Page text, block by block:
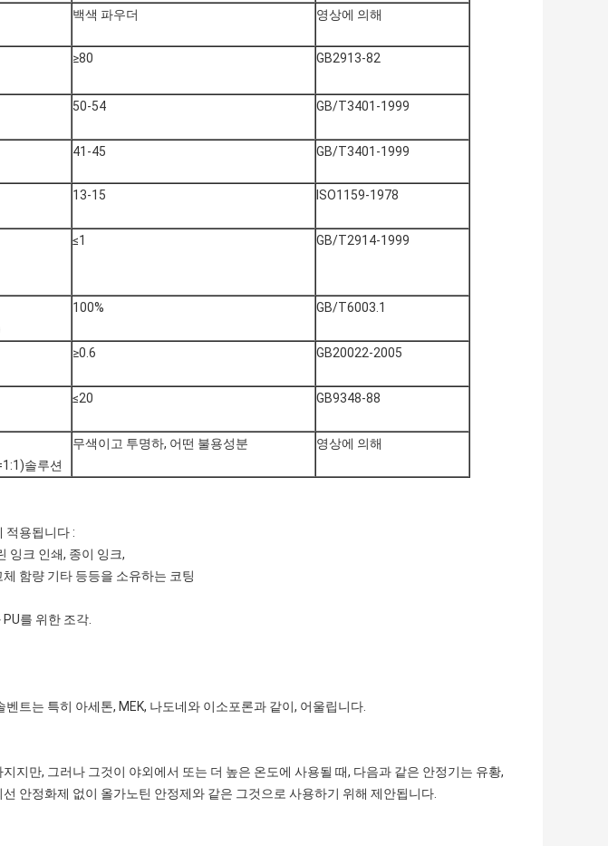
백색 파우더 영상에 의해
≥80 GB2913-82
50-54 GB/T3401-1999
41-45 GB/T3401-1999
13-15 ISO1159-1978
≤1 GB/T2914-1999
100% GB/T6003.1
≥0.6 GB20022-2005
≤20 GB9348-88
솔루션
무색이고 투명하, 어떤 불용성분 영상에 의해
적용됩니다 :
잉크 인쇄, 종이 잉크,
함량 기타 등등을 소유하는 코팅
를 위한 조각.
트는 특히 아세톤, MEK, 나도네와 이소포론과 같이, 어울립니다.
지만, 그러나 그것이 야외에서 또는 더 높은 온도에 사용될 때, 다음과 같은 안정기는 유황,
안정화제 없이 올가노틴 안정제와 같은 그것으로 사용하기 위해 제안됩니다.